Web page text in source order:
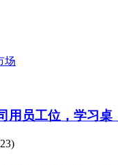
场
用员工位，学习桌